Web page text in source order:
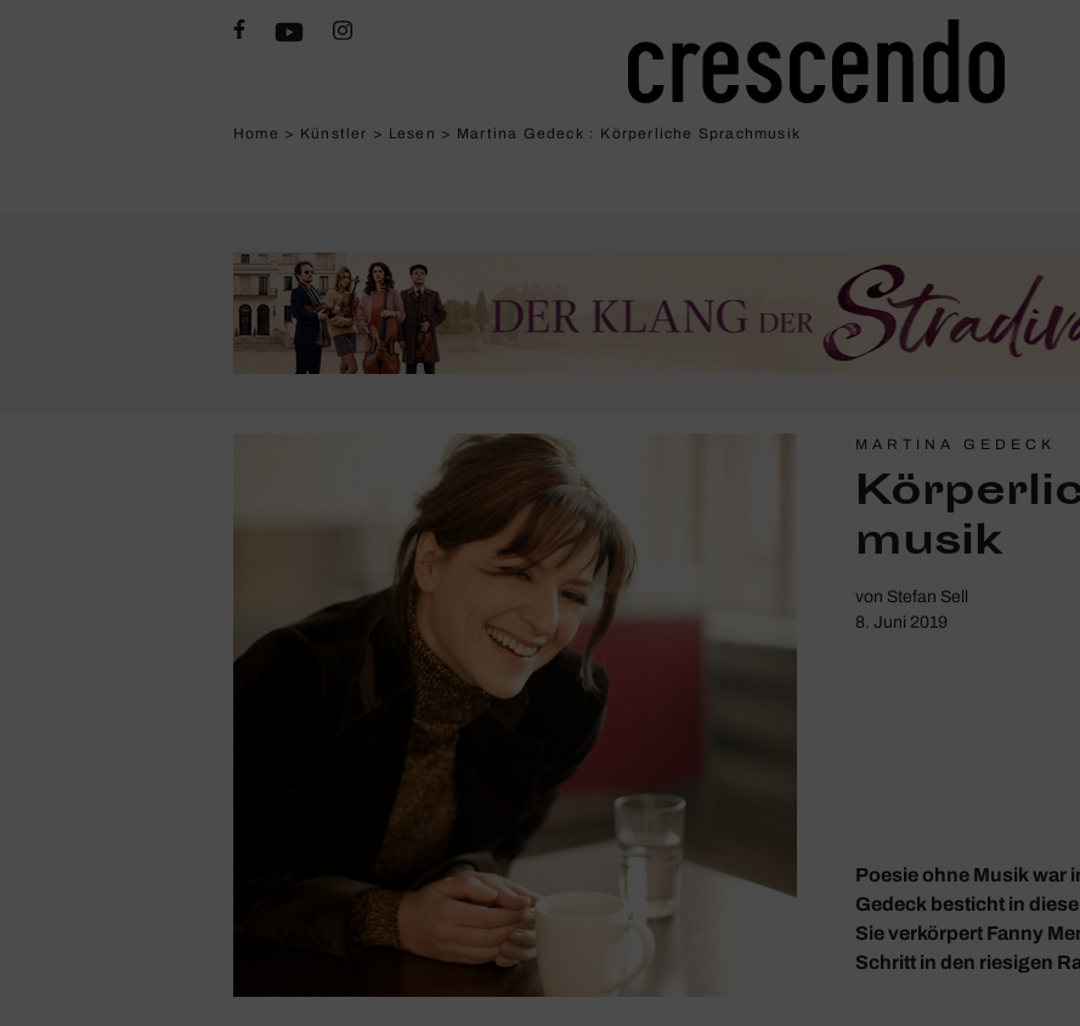
Home > Künstler > Lesen > Martina Gedeck : Körper­liche Sprach­musik
MARTINA GEDECK
musik
von Stefan Sell
8. Juni 2019
Poesie ohne Musik war
Gedeck besticht in
Sie verkörpert Fanny
Schritt in den riesigen